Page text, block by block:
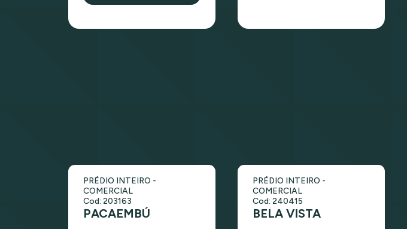
PRÉDIO INTEIRO -
COMERCIAL
Cod: 203163
PACAEMBÚ
PRÉDIO INTEIRO -
COMERCIAL
Cod: 240415
BELA VISTA